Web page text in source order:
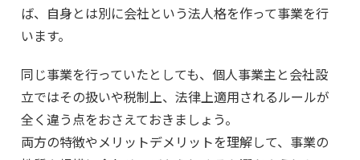
ば、自身とは別に会社という法人格を作って事業を行
います。
同じ事業を行っていたとしても、個人事業主と会社設
立ではその扱いや税制上、法律上適用されるルールが
全く違う点をおさえておきましょう。
両方の特徴やメリットデメリットを理解して、事業の